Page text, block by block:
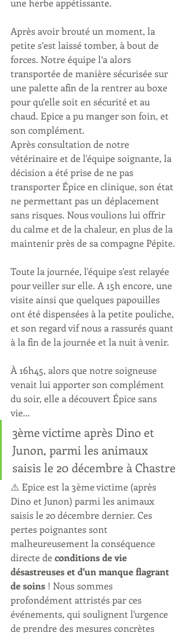
une herbe appétissante.
Après avoir brouté un moment, la
petite s’est laissé tomber, à bout de
forces. Notre équipe l’a alors
transportée de manière sécurisée sur
une palette afin de la rentrer au boxe
pour qu’elle soit en sécurité et au
chaud. Epice a pu manger son foin, et
son complément.
Après consultation de notre
vétérinaire et de l'équipe soignante, la
décision a été prise de ne pas
transporter Épice en clinique, son état
ne permettant pas un déplacement
sans risques. Nous voulions lui offrir
du calme et de la chaleur, en plus de la
maintenir près de sa compagne Pépite.
Toute la journée, l'équipe s'est relayée
pour veiller sur elle. A 15h encore, une
visite ainsi que quelques papouilles
ont été dispensées à la petite pouliche,
et son regard vif nous a rassurés quant
à la fin de la journée et la nuit à venir.
À 16h45, alors que notre soigneuse
venait lui apporter son complément
du soir, elle a découvert Épice sans
vie...
3ème victime après Dino et
Junon, parmi les animaux
saisis le 20 décembre à Chastre
⚠️ Epice est la 3ème victime (après
Dino et Junon) parmi les animaux
saisis le 20 décembre dernier. Ces
pertes poignantes sont
malheureusement la conséquence
directe de conditions de vie
désastreuses et d'un manque flagrant
de soins ! Nous sommes
profondément attristés par ces
événements, qui soulignent l'urgence
de prendre des mesures concrètes